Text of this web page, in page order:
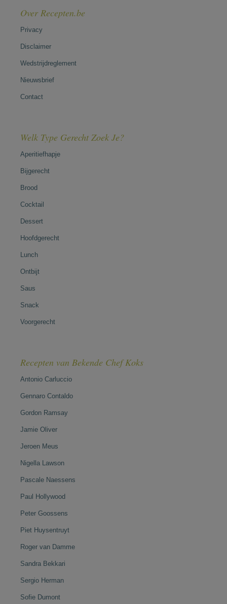
Over Recepten.be
Privacy
Disclaimer
Wedstrijdreglement
Nieuwsbrief
Contact
Welk Type Gerecht Zoek Je?
Aperitiefhapje
Bijgerecht
Brood
Cocktail
Dessert
Hoofdgerecht
Lunch
Ontbijt
Saus
Snack
Voorgerecht
Recepten van Bekende Chef Koks
Antonio Carluccio
Gennaro Contaldo
Gordon Ramsay
Jamie Oliver
Jeroen Meus
Nigella Lawson
Pascale Naessens
Paul Hollywood
Peter Goossens
Piet Huysentruyt
Roger van Damme
Sandra Bekkari
Sergio Herman
Sofie Dumont